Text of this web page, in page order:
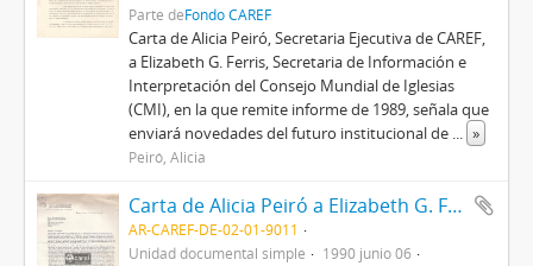
Parte deFondo CAREF
Carta de Alicia Peiró, Secretaria Ejecutiva de CAREF,
a Elizabeth G. Ferris, Secretaria de Información e
Interpretación del Consejo Mundial de Iglesias
(CMI), en la que remite informe de 1989, señala que
enviará novedades del futuro institucional de ... »
Peiró, Alicia
Carta de Alicia Peiró a Elizabeth G. Ferris
AR-CAREF-DE-02-01-9011
Unidad documental simple
1990 junio 06